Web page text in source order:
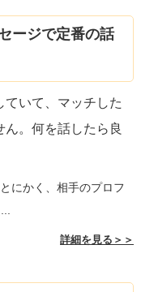
ージで定番の話
ていて、マッチした
。何を話したら良
とにかく、相手のプロフ
詳細を見る＞＞